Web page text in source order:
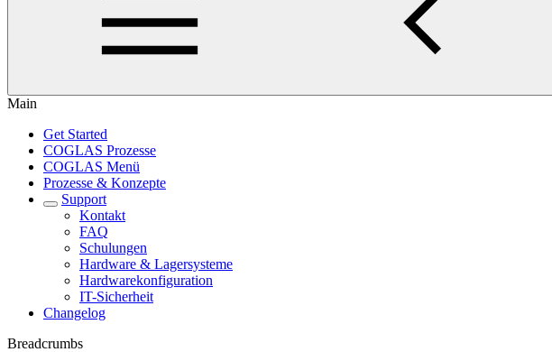
Main
Get Started
COGLAS Prozesse
COGLAS Menü
Prozesse & Konzepte
Support
Kontakt
FAQ
Schulungen
Hardware & Lagersysteme
Hardwarekonfiguration
IT-Sicherheit
Changelog
Breadcrumbs